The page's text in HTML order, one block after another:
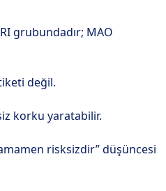
grubundadır; MAO
değil.
korku yaratabilir.
risksizdir” düşüncesi